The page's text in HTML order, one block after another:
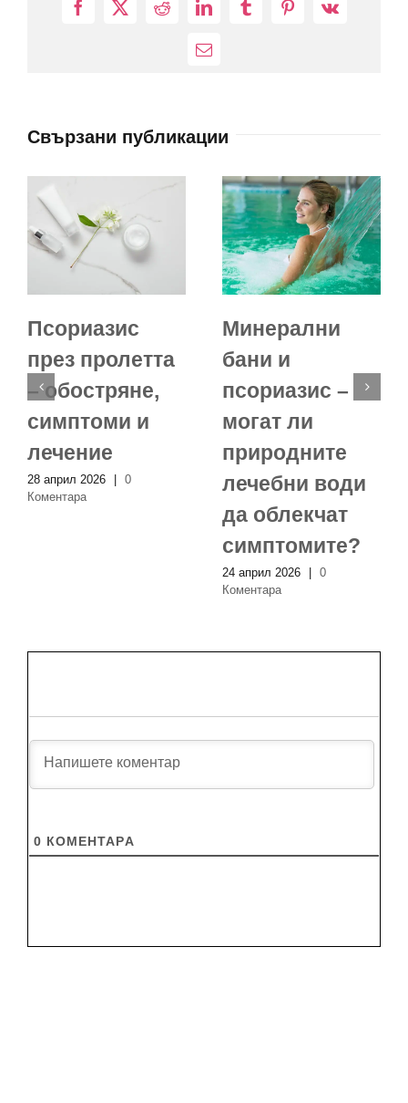
Facebook
X RedditLinkedInTumblrPinterest
Vk
Електронна
Свързани публикации
Псориазис
през пролетта
– обостряне,
симптоми и
лечение
28 април 2026
0
Коментара
Минерални
бани и
псориазис –
могат ли
природните
лечебни води
да облекчат
симптомите?
24 април 2026
0
Коментара
0 КОМЕНТАРA